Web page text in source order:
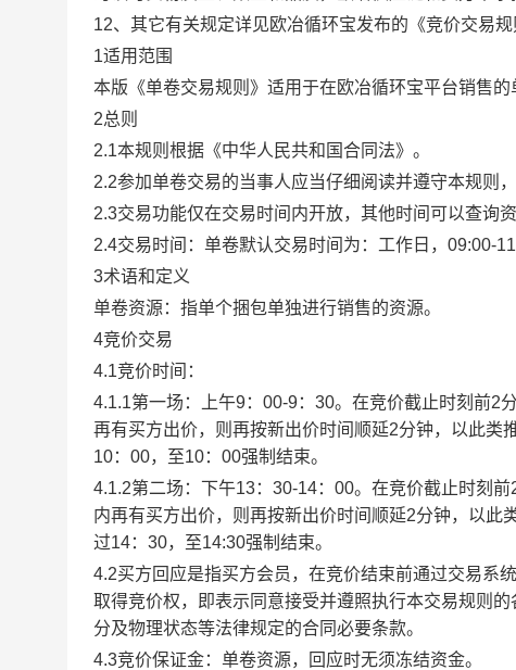
12、其它有关规定详见欧冶循环宝发布的《竞价交易规
1适用范围
本版《单卷交易规则》适用于在欧冶循环宝平台销售的
2总则
2.1本规则根据《中华人民共和国合同法》。
2.2参加单卷交易的当事人应当仔细阅读并遵守本规则
2.3交易功能仅在交易时间内开放，其他时间可以查询
2.4交易时间：单卷默认交易时间为：工作日，09:00-
3术语和定义
单卷资源：指单个捆包单独进行销售的资源。
4竞价交易
4.1竞价时间：
4.1.1第一场：上午9：00-9：30。在竞价截止时刻前2
再有买方出价，则再按新出价时间顺延2分钟，以此类
10：00，至10：00强制结束。
4.1.2第二场：下午13：30-14：00。在竞价截止时刻
内再有买方出价，则再按新出价时间顺延2分钟，以此
过14：30，至14:30强制结束。
4.2买方回应是指买方会员，在竞价结束前通过交易系
取得竞价权，即表示同意接受并遵照执行本交易规则
分及物理状态等法律规定的合同必要条款。
4.3竞价保证金：单卷资源，回应时无须冻结资金。